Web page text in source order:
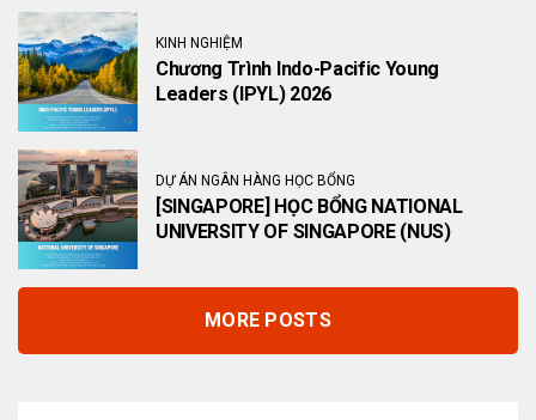
KINH NGHIỆM
Chương Trình Indo-Pacific Young
Leaders (IPYL) 2026
DỰ ÁN NGÂN HÀNG HỌC BỔNG
[SINGAPORE] HỌC BỔNG NATIONAL
UNIVERSITY OF SINGAPORE (NUS)
MORE POSTS